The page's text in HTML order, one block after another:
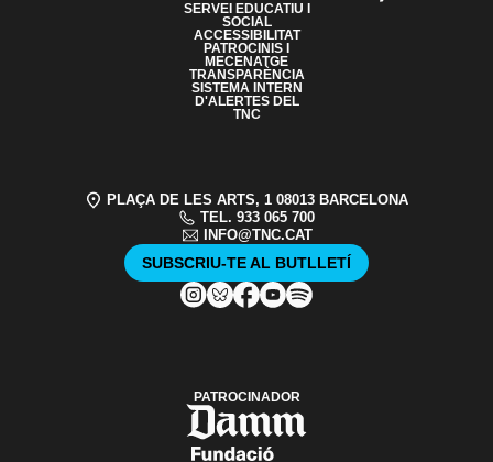
SERVEI EDUCATIU I
SOCIAL
ACCESSIBILITAT
PATROCINIS I
MECENATGE
TRANSPARÈNCIA
SISTEMA INTERN
D'ALERTES DEL
TNC
PLAÇA DE LES ARTS, 1 08013 BARCELONA
TEL. 933 065 700
INFO@TNC.CAT
SUBSCRIU-TE AL BUTLLETÍ
PATROCINADOR